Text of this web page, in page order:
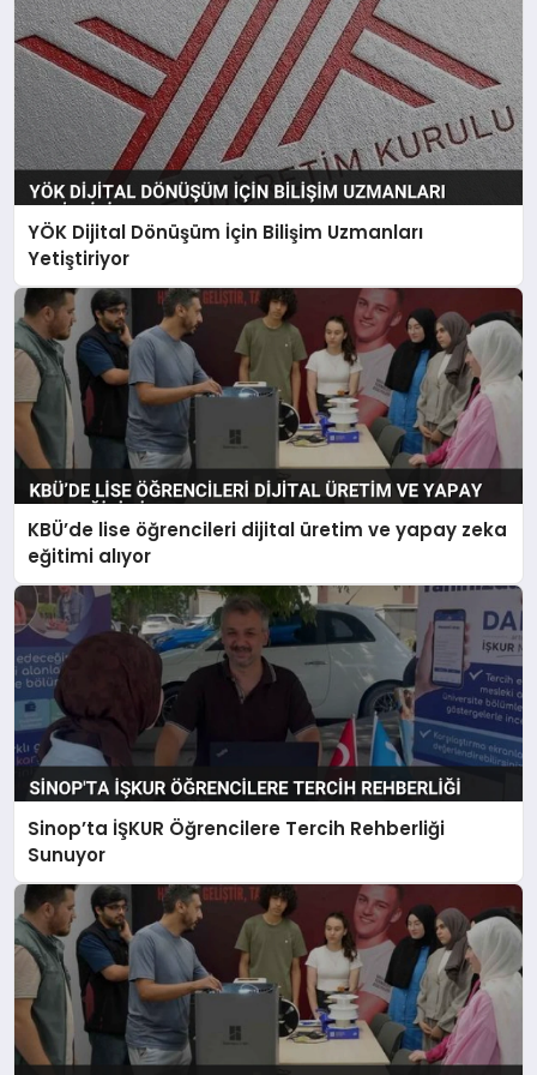
YÖK Dijital Dönüşüm İçin Bilişim Uzmanları
Yetiştiriyor
KBÜ’de lise öğrencileri dijital üretim ve yapay zeka
eğitimi alıyor
Sinop’ta İŞKUR Öğrencilere Tercih Rehberliği
Sunuyor